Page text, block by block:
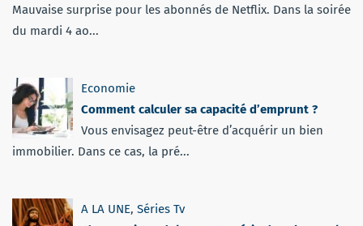
Mauvaise surprise pour les abonnés de Netflix. Dans la soirée
du mardi 4 ao...
Economie
Comment calculer sa capacité d’emprunt ?
Vous envisagez peut-être d’acquérir un bien
immobilier. Dans ce cas, la pré...
A LA UNE, Séries Tv